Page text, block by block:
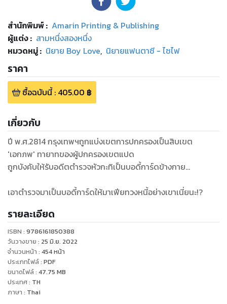
สำนักพิมพ์: Amarin Printing & Publishing
ผู้แต่ง : สามหนึ่งสองหนึ่ง
หมวดหมู่: นิยาย Boy Love, นิยายแฟนตาซี - ไซไฟ
ราคา
ซื้อฉบับนี้: 405.00 ฿
เกี่ยวกับ
ปี พ.ศ.2814 กรุงเทพฯถูกแบ่งเขตการปกครองเป็นสิบเขต
'เอกภพ' ทายาทของผู้ปกครองเขตแปด
ถูกบังคับให้รับอดีตตำรวจหัวกะทิเป็นบอดี้การ์ดข้างกาย…
เอาตำรวจมาเป็นบอดี้การ์ดให้มาเฟียทวงหนี้อย่างเขาเนี่ยนะ!?
รายละเอียด
ISBN : 9786161850388
วันวางขาย : 25 มิ.ย. 2022
จำนวนหน้า : 454หน้า
ประเภทไฟล์: PDF
ขนาดไฟล์: 47.75 MB
ประเทศ: TH
ภาษา : Thai